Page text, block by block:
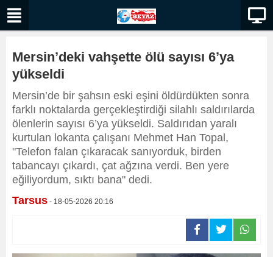
Mersin’deki vahşette ölü sayısı 6’ya
yükseldi
Mersin’de bir şahsın eski eşini öldürdükten sonra
farklı noktalarda gerçekleştirdiği silahlı saldırılarda
ölenlerin sayısı 6’ya yükseldi. Saldırıdan yaralı
kurtulan lokanta çalışanı Mehmet Han Topal,
"Telefon falan çıkaracak sanıyorduk, birden
tabancayı çıkardı, çat ağzına verdi. Ben yere
eğiliyordum, sıktı bana" dedi.
Tarsus - 18-05-2026 20:16